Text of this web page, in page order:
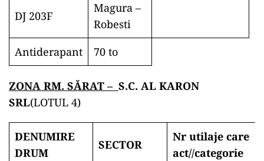
DJ 203F
Magura –
Robesti
Antiderapant
70 to
ZONA RM. SĂRAT – S.C. AL KARON
SRL(LOTUL 4)
DENUMIRE
DRUM
SECTOR
Nr utilaje care
act//categorie